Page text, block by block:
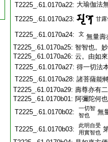
T2225_.61.0170a22: 大瑜伽法
T2225_.61.0170a23:
甘露
T2225_.61.0170a24: 文 無量壽
T2225_.61.0170a25: 智智也。
T2225_.61.0170a26: 云。由如
T2225_.61.0170a27: 得一切法
T2225_.61.0170a28: 諸菩薩能
T2225_.61.0170a29: 壽尊亦有
T2225_.61.0170b01: 阿彌陀何
T2225_.61.0170b02:
一切智
智也
無
T2225_.61.0170b03:
此明自受
用實智也